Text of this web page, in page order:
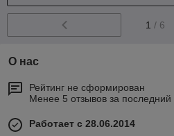
1 / 6
О нас
Рейтинг не сформирован
Менее 5 отзывов за последний
Работает с 28.06.2014